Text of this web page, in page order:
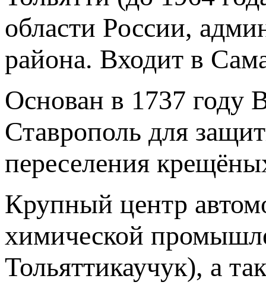
области России,
района. Входит в
Основан в 1737 году
Ставрополь для
переселения
Крупный центр
химической
Тольяттикаучук), а